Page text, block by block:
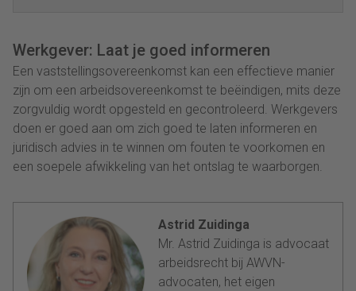
Werkgever: Laat je goed informeren
Een vaststellingsovereenkomst kan een effectieve manier
zijn om een arbeidsovereenkomst te beëindigen, mits deze
zorgvuldig wordt opgesteld en gecontroleerd. Werkgevers
doen er goed aan om zich goed te laten informeren en
juridisch advies in te winnen om fouten te voorkomen en
een soepele afwikkeling van het ontslag te waarborgen.
Astrid Zuidinga
Mr. Astrid Zuidinga is advocaat
arbeidsrecht bij AWVN-
advocaten, het eigen